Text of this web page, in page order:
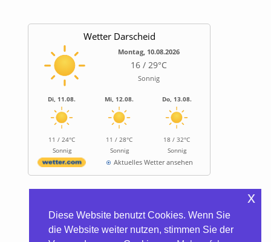
Wetter Darscheid
Montag, 10.08.2026
16 / 29°C
Sonnig
Di, 11.08.
11 / 24°C
Sonnig
Mi, 12.08.
11 / 28°C
Sonnig
Do, 13.08.
18 / 32°C
Sonnig
Aktuelles Wetter ansehen
Biocontainer
Trinkwasserhärte
Diese Website benutzt Cookies. Wenn Sie
die Website weiter nutzen, stimmen Sie der
x